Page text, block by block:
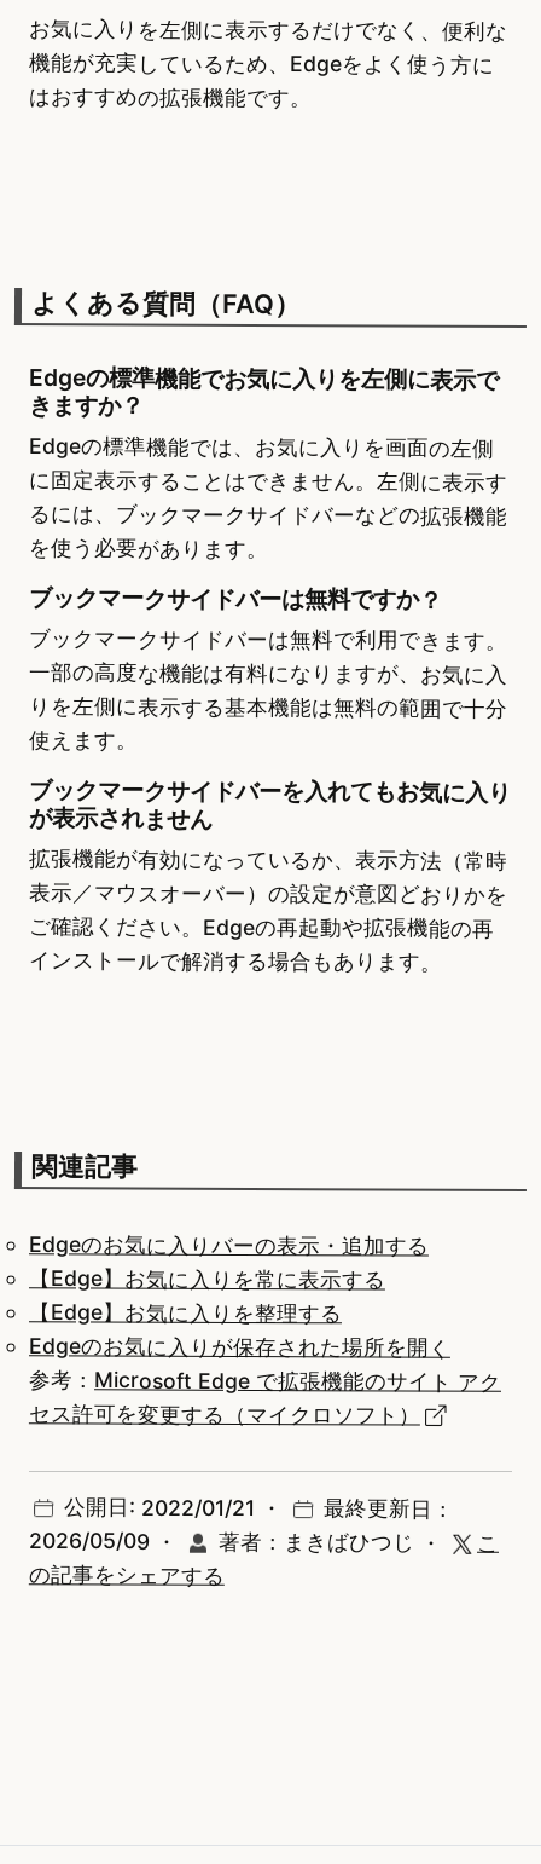
お気に入りを左側に表示するだけでなく、便利な
機能が充実しているため、Edgeをよく使う方に
はおすすめの拡張機能です。
よくある質問（FAQ）
Edgeの標準機能でお気に入りを左側に表示で
きますか？
Edgeの標準機能では、お気に入りを画面の左側
に固定表示することはできません。左側に表示す
るには、ブックマークサイドバーなどの拡張機能
を使う必要があります。
ブックマークサイドバーは無料ですか？
ブックマークサイドバーは無料で利用できます。
一部の高度な機能は有料になりますが、お気に入
りを左側に表示する基本機能は無料の範囲で十分
使えます。
ブックマークサイドバーを入れてもお気に入り
が表示されません
拡張機能が有効になっているか、表示方法（常時
表示／マウスオーバー）の設定が意図どおりかを
ご確認ください。Edgeの再起動や拡張機能の再
インストールで解消する場合もあります。
関連記事
Edgeのお気に入りバーの表示・追加する
【Edge】お気に入りを常に表示する
【Edge】お気に入りを整理する
Edgeのお気に入りが保存された場所を開く
参考： Microsoft Edge で拡張機能のサイト アク
セス許可を変更する（マイクロソフト）
公開日: 2022/01/21 ・ 最終更新日：
2026/05/09 ・ 著者：まきばひつじ ・ こ
の記事をシェアする